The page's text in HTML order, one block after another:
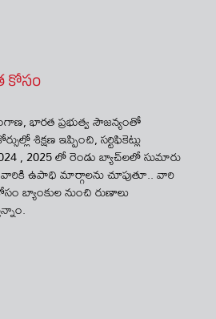
భారత ప్రభుత్వ సౌజన్యంతో
శిక్షణ ఇప్పించి, సర్టిఫికెట్లు
, 2025 లో రెండు బ్యాచ్​లలో సుమారు
వారికి ఉపాధి మార్గాలను చూపుతూ.. వారి
బ్యాంకుల నుంచి రుణాలు